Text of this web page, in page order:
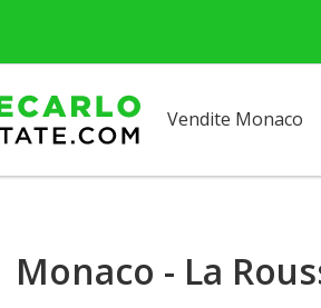
Vendite Monaco
Monaco - La